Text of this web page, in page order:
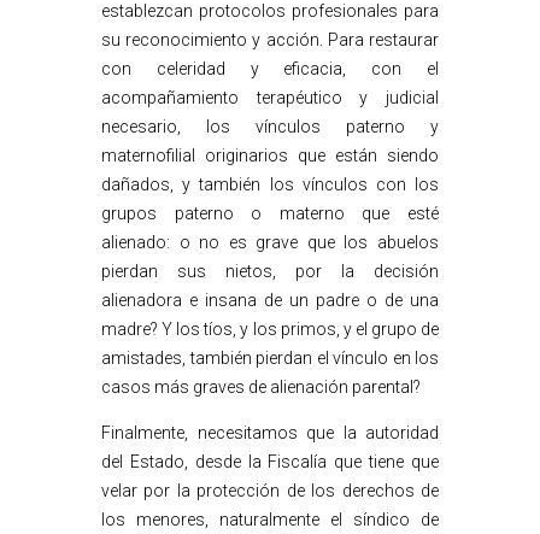
establezcan protocolos profesionales para
su reconocimiento y acción. Para restaurar
con celeridad y eficacia, con el
acompañamiento terapéutico y judicial
necesario, los vínculos paterno y
maternofilial originarios que están siendo
dañados, y también los vínculos con los
grupos paterno o materno que esté
alienado: o no es grave que los abuelos
pierdan sus nietos, por la decisión
alienadora e insana de un padre o de una
madre? Y los tíos, y los primos, y el grupo de
amistades, también pierdan el vínculo en los
casos más graves de alienación parental?
Finalmente, necesitamos que la autoridad
del Estado, desde la Fiscalía que tiene que
velar por la protección de los derechos de
los menores, naturalmente el síndico de